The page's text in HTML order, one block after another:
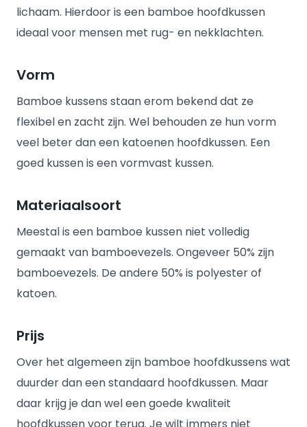
lichaam. Hierdoor is een bamboe hoofdkussen
ideaal voor mensen met rug- en nekklachten.
Vorm
Bamboe kussens staan erom bekend dat ze
flexibel en zacht zijn. Wel behouden ze hun vorm
veel beter dan een katoenen hoofdkussen. Een
goed kussen is een vormvast kussen.
Materiaalsoort
Meestal is een bamboe kussen niet volledig
gemaakt van bamboevezels. Ongeveer 50% zijn
bamboevezels. De andere 50% is polyester of
katoen.
Prijs
Over het algemeen zijn bamboe hoofdkussens wat
duurder dan een standaard hoofdkussen. Maar
daar krijg je dan wel een goede kwaliteit